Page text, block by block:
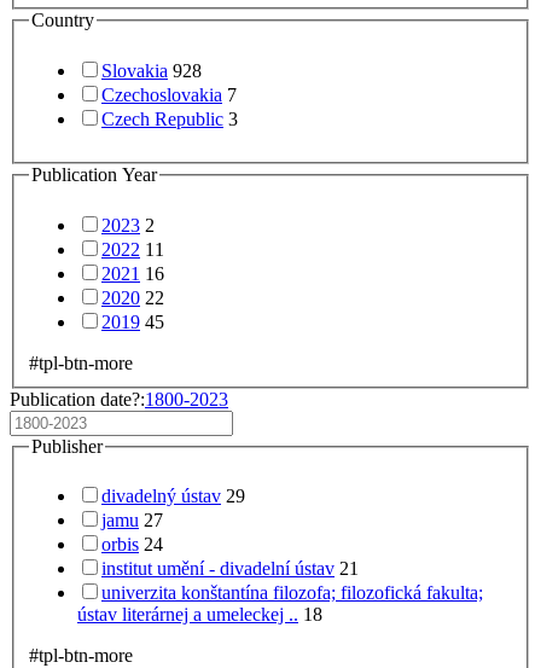
Country
Slovakia 928
Czechoslovakia 7
Czech Republic 3
Publication Year
2023 2
2022 11
2021 16
2020 22
2019 45
#tpl-btn-more
Publication date?:1800-2023
Publisher
divadelný ústav 29
jamu 27
orbis 24
institut umění - divadelní ústav 21
univerzita konštantína filozofa; filozofická fakulta;
ústav literárnej a umeleckej .. 18
#tpl-btn-more